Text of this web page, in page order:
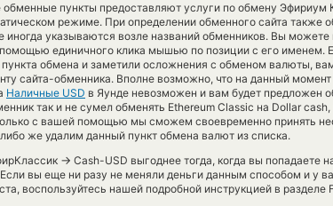
пункты предоставляют услуги по обмену Эфириум
режиме. При определении обменного сайта также
иногда указываются возле названий обменников. Вы можете
единичного клика мышью по позиции с его именем.
обмена и заметили осложнения с обменом валюты,
сайта-обменника. Вполне возможно, что на данный
Наличные USD в Яунде невозможен и вам будет предложен
так и не сумел обменять Ethereum Classic на Dollar
с вашей помощью мы сможем своевременно принять
же удалим данный пункт обмена валют из списка.
→ Cash-USD выгоднее тогда, когда вы попадаете
вы еще ни разу не меняли деньги данным способом и у
воспользуйтесь нашей подробной инструкцией в разделе